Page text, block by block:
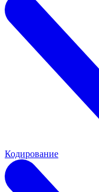
Кодирование